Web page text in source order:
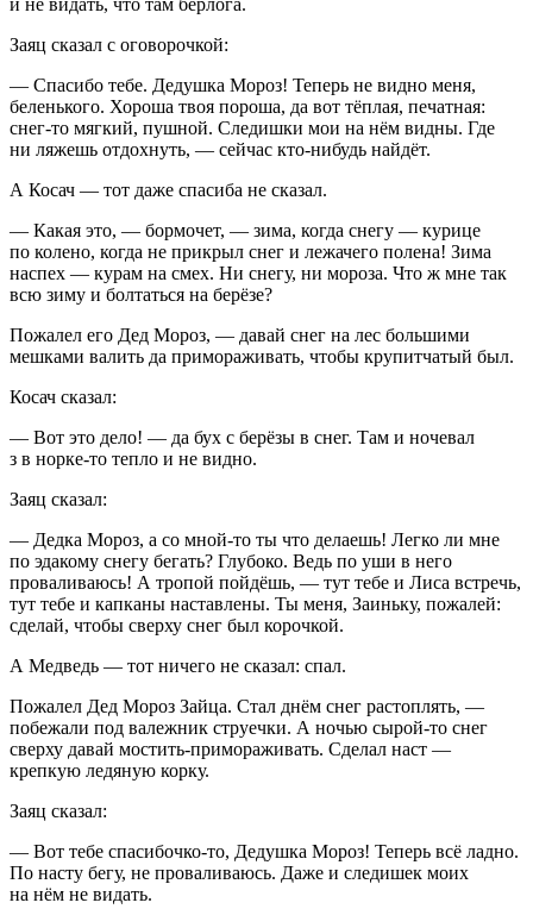
и не видать, что там берлога.
Заяц сказал с оговорочкой:
— Спасибо тебе. Дедушка Мороз! Теперь не видно меня,
беленького. Хороша твоя пороша, да вот тёплая, печатная:
снег-то мягкий, пушной. Следишки мои на нём видны. Где
ни ляжешь отдохнуть, — сейчас кто-нибудь найдёт.
А Косач — тот даже спасиба не сказал.
— Какая это, — бормочет, — зима, когда снегу — курице
по колено, когда не прикрыл снег и лежачего полена! Зима
наспех — курам на смех. Ни снегу, ни мороза. Что ж мне так
всю зиму и болтаться на берёзе?
Пожалел его Дед Мороз, — давай снег на лес большими
мешками валить да примораживать, чтобы крупитчатый был.
Косач сказал:
— Вот это дело! — да бух с берёзы в снег. Там и ночевал
з в норке-то тепло и не видно.
Заяц сказал:
— Дедка Мороз, а со мной-то ты что делаешь! Легко ли мне
по эдакому снегу бегать? Глубоко. Ведь по уши в него
проваливаюсь! А тропой пойдёшь, — тут тебе и Лиса встречь,
тут тебе и капканы наставлены. Ты меня, Заиньку, пожалей:
сделай, чтобы сверху снег был корочкой.
А Медведь — тот ничего не сказал: спал.
Пожалел Дед Мороз Зайца. Стал днём снег растоплять, —
побежали под валежник струечки. А ночью сырой-то снег
сверху давай мостить-примораживать. Сделал наст —
крепкую ледяную корку.
Заяц сказал:
— Вот тебе спасибочко-то, Дедушка Мороз! Теперь всё ладно.
По насту бегу, не проваливаюсь. Даже и следишек моих
на нём не видать.